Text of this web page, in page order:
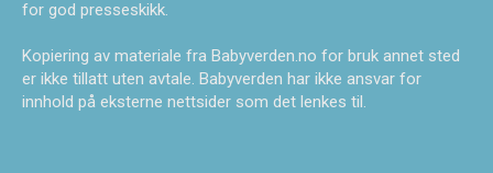
for god presseskikk.
Kopiering av materiale fra Babyverden.no for bruk annet sted
er ikke tillatt uten avtale. Babyverden har ikke ansvar for
innhold på eksterne nettsider som det lenkes til.